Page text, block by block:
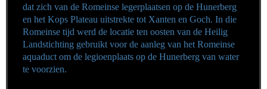
dat zich van de Romeinse legerplaatsen op de Hunerberg
en het Kops Plateau uitstrekte tot Xanten en Goch. In die
Romeinse tijd werd de locatie ten oosten van de Heilig
Landstichting gebruikt voor de aanleg van het Romeinse
aquaduct om de legioenplaats op de Hunerberg van water
te voorzien.